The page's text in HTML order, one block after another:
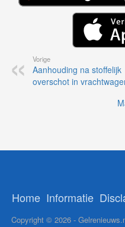
Vorige
Aanhouding na stoffelijk
overschot in
Home Informatie
Copyright © 2026 -